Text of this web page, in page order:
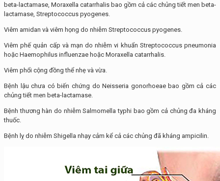
beta-lactamase, Moraxella catarrhalis bao gồm cả các chủng tiết men beta-
lactamase, Streptococcus pyogenes.
Viêm amidan và viêm họng do nhiễm Streptococcus pyogenes.
Viêm phế quản cấp và mạn do nhiễm vi khuẩn Streptococcus pneumonia
hoặc Haemophilus influenzae hoặc Moraxella catarrhalis.
Viêm phổi cộng đồng thể nhẹ và vừa.
Bệnh lậu chưa có biến chứng do Neisseria gonorhoeae bao gồm cả các
chủng tiết men beta-lactamase.
Bệnh thương hàn do nhiễm Salmomella typhi bao gồm cả chủng đa kháng
thuốc.
Bệnh lỵ do nhiễm Shigella nhạy cảm kể cả các chủng đã kháng ampicilin.